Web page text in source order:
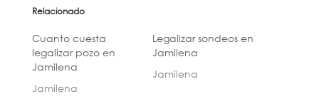
Relacionado
Cuanto cuesta
legalizar pozo en
Jamilena
Jamilena
Legalizar sondeos en
Jamilena
Jamilena